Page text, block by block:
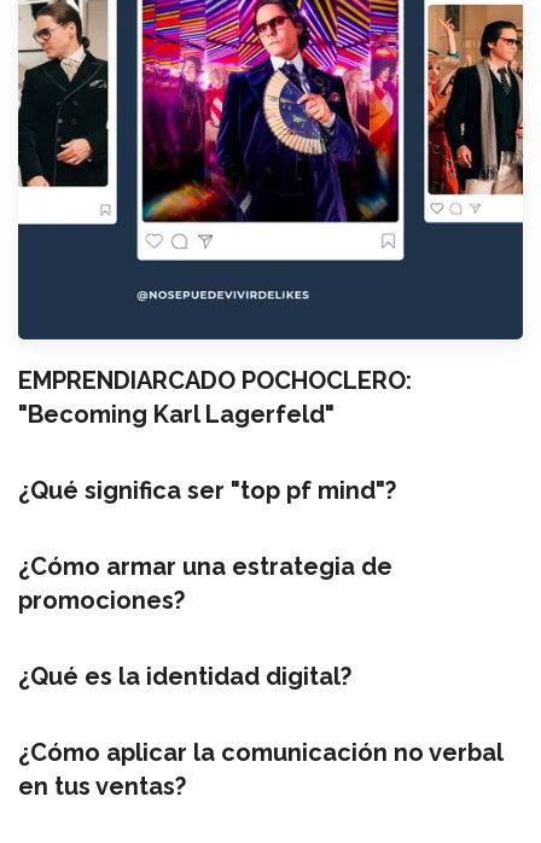
EMPRENDIARCADO POCHOCLERO:
"Becoming Karl Lagerfeld"
¿Qué significa ser "top pf mind"?
¿Cómo armar una estrategia de
promociones?
¿Qué es la identidad digital?
¿Cómo aplicar la comunicación no verbal
en tus ventas?